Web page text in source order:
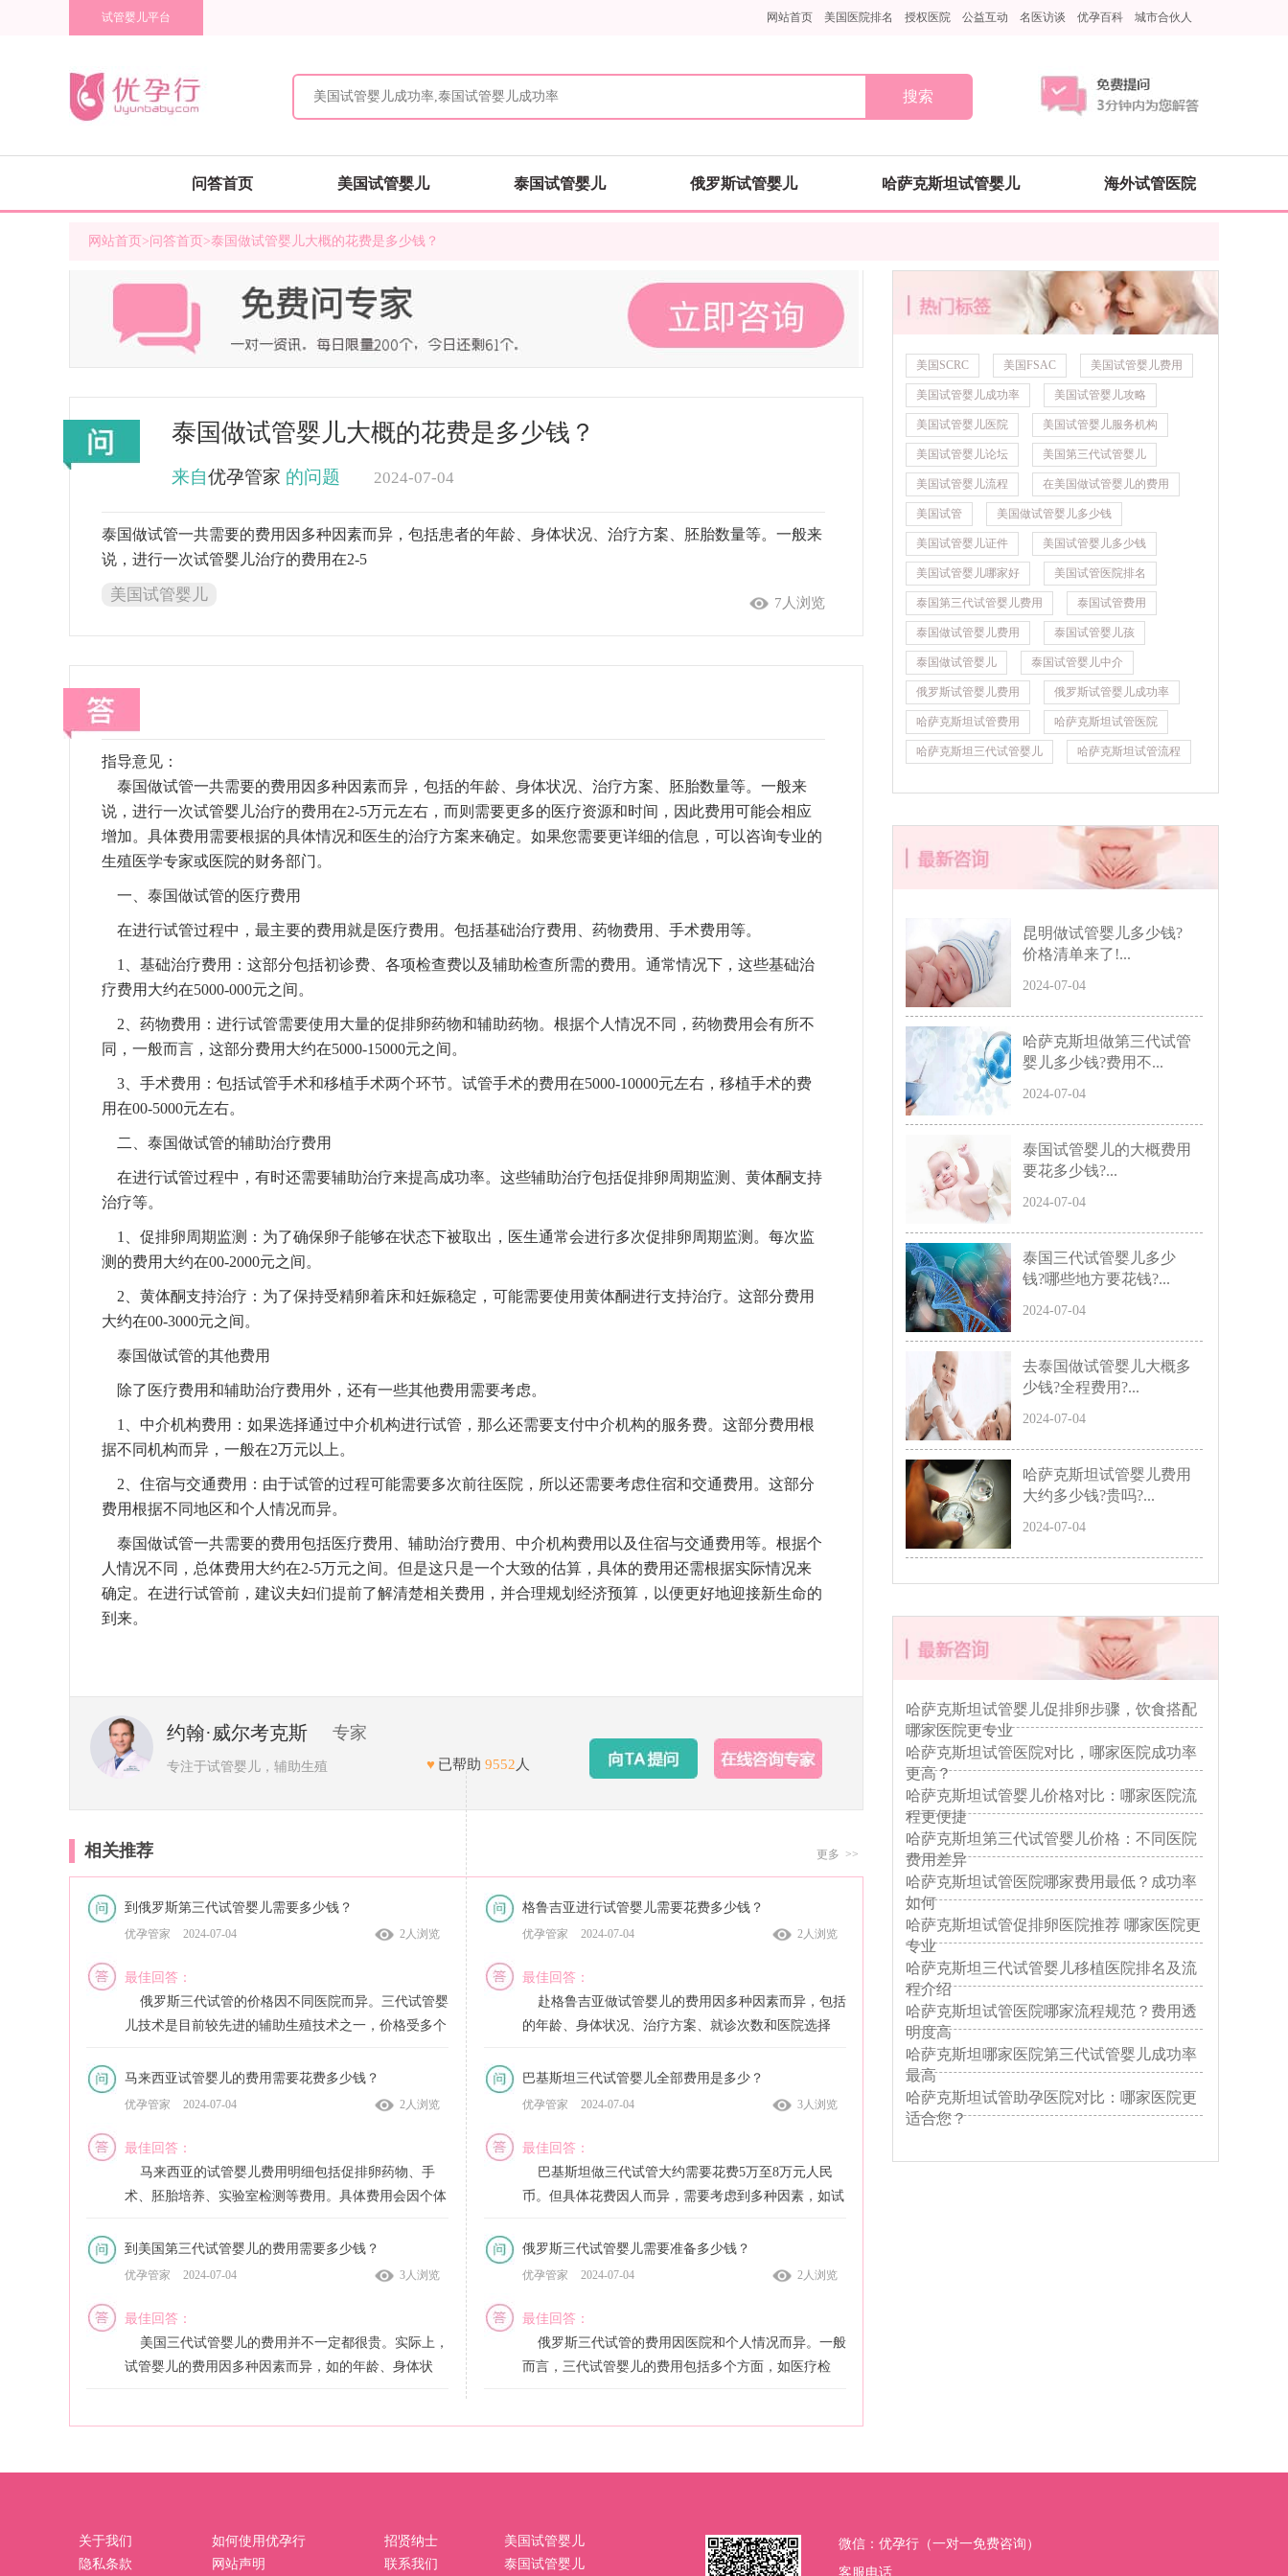
试管婴儿平台 网站首页 美国医院排名 授权医院 公益互动 名医访谈 优孕百科 城市合伙人
搜索
问答首页 美国试管婴儿 泰国试管婴儿 俄罗斯试管婴儿 哈萨克斯坦试管婴儿 海外试管医院
网站首页 >问答首页 >泰国做试管婴儿大概的花费是多少钱？
泰国做试管婴儿大概的花费是多少钱？
来自优孕管家 的问题 2024-07-04
泰国做试管一共需要的费用因多种因素而异，包括患者的年龄、身体状况、治疗方案、胚胎数量等。一般来
说，进行一次试管婴儿治疗的费用在2-5
美国试管婴儿 7人浏览
指导意见：
泰国做试管一共需要的费用因多种因素而异，包括的年龄、身体状况、治疗方案、胚胎数量等。一般来
说，进行一次试管婴儿治疗的费用在2-5万元左右，而则需要更多的医疗资源和时间，因此费用可能会相应
增加。具体费用需要根据的具体情况和医生的治疗方案来确定。如果您需要更详细的信息，可以咨询专业的
生殖医学专家或医院的财务部门。
一、泰国做试管的医疗费用
在进行试管过程中，最主要的费用就是医疗费用。包括基础治疗费用、药物费用、手术费用等。
1、‍基础治疗费用：这部分包括初诊费、各项检查费以及辅助检查所需的费用。通常情况下，这些基础治
疗费用大约在5000-000元之间。
2、药物费用：进行试管需要使用大量的促排卵药物和辅助药物。根据个人情况不同，药物费用会有所不
同，一般而言，这部分费用大约在5000-15000元之间。
3、手术费用：包括试管手术和移植手术两个环节。试管手术的费用在5000-10000元左右，移植手术的费
用在00-5000元左右。‍
二、泰国做试管的辅助治疗费用
在进行试管过程中，有时还需要辅助治疗来提高成功率。这些辅助治疗包括促排卵周期监测、黄体酮支持
治疗等。
1、‍促排卵周期监测：为了确保卵子能够在状态下被取出，医生通常会进行多次促排卵周期监测。每次监
测的费用大约在00-2000元之间。
2、黄体酮支持治疗：为了保持受精卵着床和妊娠稳定，可能需要使用黄体酮进行支持治疗。这部分费用
大约在00-3000元之间。‍
泰国做试管的其他费用
除了医疗费用和辅助治疗费用外，还有一些其他费用需要考虑。
1、‍中介机构费用：如果选择通过中介机构进行试管，那么还需要支付中介机构的服务费。这部分费用根
据不同机构而异，一般在2万元以上。
2、住宿与交通费用：由于试管的过程可能需要多次前往医院，所以还需要考虑住宿和交通费用。这部分
费用根据不同地区和个人情况而异。‍
泰国做试管一共需要的费用包括医疗费用、辅助治疗费用、中介机构费用以及住宿与交通费用等。根据个
人情况不同，总体费用大约在2-5万元之间。但是这只是一个大致的估算，具体的费用还需根据实际情况来
确定。在进行试管前，建议夫妇们提前了解清楚相关费用，并合理规划经济预算，以便更好地迎接新生命的
到来。
约翰·威尔考克斯 专家
专注于试管婴儿，辅助生殖 ♥ 已帮助 9552 人
相关推荐 更多 >>
到俄罗斯第三代试管婴儿需要多少钱？
优孕管家 2024-07-04 2人浏览
最佳回答：
俄罗斯三代试管的价格因不同医院而异。三代试管婴
儿技术是目前较先进的辅助生殖技术之一，价格受多个
关。一些知名医院提供高质量的服务，而价格较高。其
次，个人情况也会影响价格，例如年龄、身体健康等。
咨询，以获取准确信息。
一、试管婴儿技术简介
术可以通过人工授精或体外受精的方式，在实验室中将
受精卵培养至胚胎阶段，然后再将胚胎植入女性子宫
的问题。
成功率较高：随着医学技术的进步，试管婴儿成功率
遗传疾病筛查：在体外受精过程中可以进行遗传基因
民币。具体费用会因医院、医生经验和个体情况而有所
差异。费用包括以下项目：
格鲁吉亚进行试管婴儿需要花费多少钱？
优孕管家 2024-07-04 2人浏览
最佳回答：
赴格鲁吉亚做试管婴儿的费用因多种因素而异，包括
的年龄、身体状况、治疗方案、就诊次数和医院选择
元之间，但这个价格并不固定。如果的身体状况良好，
治疗方案简单，费用可能会更低。反之，如果的身体状
可能会更高。因此，如果您计划赴格鲁吉亚做试管婴
儿，建议提前了解自己的具体情况和所需的治疗方案，
以便做出更准确的预算。
ET)过程中涉及到的各项医疗项目所需支付的费用。这
些项目包括超声检查、促排卵药物、试管手术、精子采
集、胚胎培养和冷冻保存等。根据格鲁吉亚生殖医学学
2.手术费用
试管手术是将女性卵子取出，而胚胎移植手术则是将受
马来西亚试管婴儿的费用需要花费多少钱？
优孕管家 2024-07-04 2人浏览
最佳回答：
马来西亚的试管婴儿费用明细包括促排卵药物、手
术、胚胎培养、实验室检测等费用。具体费用会因个体
素都会影响费用。如果您需要更详细的信息，建议您直
接咨询当地的医疗机构或医院的生殖医学生殖。
在进行试管婴儿之前，需要进行一系列的检查和准备
工作。这些包括男方和女方的全面体检、血液检查、影
女方体检费用：300元
影像学检查费用：800元
巴基斯坦三代试管婴儿全部费用是多少？
优孕管家 2024-07-04 3人浏览
最佳回答：
巴基斯坦做三代试管大约需要花费5万至8万元人民
币。但具体花费因人而异，需要考虑到多种因素，如试
因此在做好经济准备之前，需要仔细了解和计算相关花
费，同时也要注意尽量减少不必要的开销。那么本文就
三代试管婴儿预算费用在68000-72000一个周期，其
中包括二代试管全部费用，另外还增加PGS/PGD(三代
试管婴儿)费用，包括胚胎冷冻费用，费用以医院执行
第三代试管婴儿费用变化原因
一个费用。
到美国第三代试管婴儿的费用需要多少钱？
优孕管家 2024-07-04 3人浏览
最佳回答：
美国三代试管婴儿的费用并不一定都很贵。实际上，
试管婴儿的费用因多种因素而异，如的年龄、身体状
手术前的准备阶段需要进行一系列检查与筛查，以确
俄罗斯三代试管婴儿需要准备多少钱？
优孕管家 2024-07-04 2人浏览
最佳回答：
俄罗斯三代试管的费用因医院和个人情况而异。一般
而言，三代试管婴儿的费用包括多个方面，如医疗检
付方式。他们可以根据您的个人情况提供更准确的费用
估计，并为您提供相关的咨询和建议。
美国SCRC 美国FSAC 美国试管婴儿费用
美国试管婴儿成功率 美国试管婴儿攻略
美国试管婴儿医院 美国试管婴儿服务机构
美国试管婴儿论坛 美国第三代试管婴儿
美国试管婴儿流程 在美国做试管婴儿的费用
美国试管 美国做试管婴儿多少钱
美国试管婴儿证件 美国试管婴儿多少钱
美国试管婴儿哪家好 美国试管医院排名
泰国第三代试管婴儿费用 泰国试管费用
泰国做试管婴儿费用 泰国试管婴儿孩
泰国做试管婴儿 泰国试管婴儿中介
俄罗斯试管婴儿费用 俄罗斯试管婴儿成功率
哈萨克斯坦试管费用 哈萨克斯坦试管医院
哈萨克斯坦三代试管婴儿 哈萨克斯坦试管流程
昆明做试管婴儿多少钱?
价格清单来了!...
2024-07-04
哈萨克斯坦做第三代试管
婴儿多少钱?费用不...
2024-07-04
泰国试管婴儿的大概费用
要花多少钱?...
2024-07-04
泰国三代试管婴儿多少
钱?哪些地方要花钱?...
2024-07-04
去泰国做试管婴儿大概多
少钱?全程费用?...
2024-07-04
哈萨克斯坦试管婴儿费用
大约多少钱?贵吗?...
2024-07-04
哈萨克斯坦试管婴儿促排卵步骤，饮食搭配
哪家医院更专业
哈萨克斯坦试管医院对比，哪家医院成功率
更高？
哈萨克斯坦试管婴儿价格对比：哪家医院流
程更便捷
哈萨克斯坦第三代试管婴儿价格：不同医院
费用差异
哈萨克斯坦试管医院哪家费用最低？成功率
如何
哈萨克斯坦试管促排卵医院推荐 哪家医院更
专业
哈萨克斯坦三代试管婴儿移植医院排名及流
程介绍
哈萨克斯坦试管医院哪家流程规范？费用透
明度高
哈萨克斯坦哪家医院第三代试管婴儿成功率
最高
哈萨克斯坦试管助孕医院对比：哪家医院更
适合您？
关于我们
隐私条款
如何使用优孕行
网站声明
招贤纳士
联系我们
美国试管婴儿
泰国试管婴儿
微信：优孕行（一对一免费咨询）
客服电话